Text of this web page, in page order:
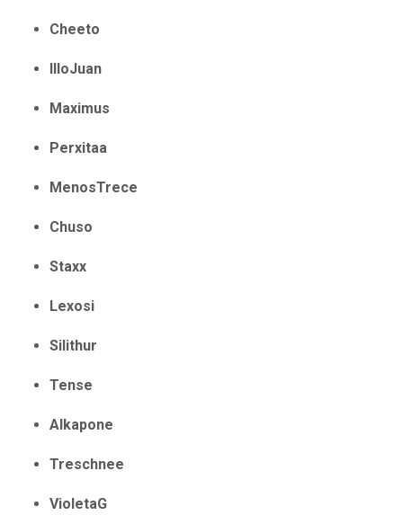
Cheeto
IlloJuan
Maximus
Perxitaa
MenosTrece
Chuso
Staxx
Lexosi
Silithur
Tense
Alkapone
Treschnee
VioletaG